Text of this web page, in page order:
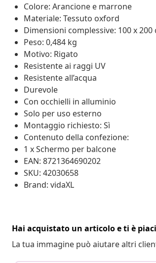
Colore: Arancione e marrone
Materiale: Tessuto oxford
Dimensioni complessive: 100 x 200
Peso: 0,484 kg
Motivo: Rigato
Resistente ai raggi UV
Resistente all’acqua
Durevole
Con occhielli in alluminio
Solo per uso esterno
Montaggio richiesto: Sì
Contenuto della confezione:
1 x Schermo per balcone
EAN: 8721364690202
SKU: 42030658
Brand: vidaXL
Hai acquistato un articolo e ti è
La tua immagine può aiutare altri